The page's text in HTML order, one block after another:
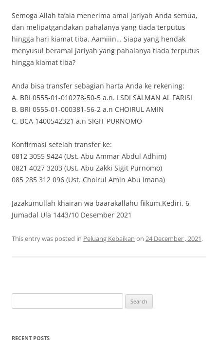
Semoga Allah ta’ala menerima amal jariyah Anda semua,
dan melipatgandakan pahalanya yang tiada terputus
hingga hari kiamat tiba. Aamiiin… Siapa yang hendak
menyusul beramal jariyah yang pahalanya tiada terputus
hingga kiamat tiba?
Anda bisa transfer sebagian harta Anda ke rekening:
A. BRI 0555-01-010278-50-5 a.n. LSDI SALMAN AL FARISI
B. BRI 0555-01-000381-56-2 a.n CHOIRUL AMIN
C. BCA 1400542321 a.n SIGIT PURNOMO
Konfirmasi setelah transfer ke:
0812 3055 9424 (Ust. Abu Ammar Abdul Adhim)
0821 4027 3203 (Ust. Abu Zakki Sigit Purnomo)
085 285 312 096 (Ust. Choirul Amin Abu Imana)
Jazakumullah khairan wa baarakallahu fiikum.Kediri, 6
Jumadal Ula 1443/10 Desember 2021
This entry was posted in Peluang Kebaikan on 24 December , 2021.
e
rRECENT POSTS